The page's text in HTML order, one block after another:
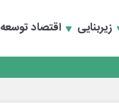
زیربنایی اقتصاد توسعه
انرژی‌های نو و
انرژی‌های نو و